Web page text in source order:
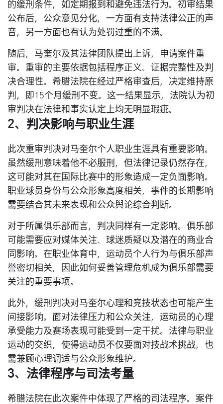
的缓刑条件，如定期报到和避免违法行为。初审结果
公布后，公众意见分化，一方面有支持法律公正的声
音，另一方面也有认为处罚过重的不满。
随后，马奎尔及其法律团队提出上诉，申请案件重
审。重审的主要依据包括程序正义、证据完整性及判
决合理性。希腊法院在经过严格审查后，决定维持原
判，即15个月缓刑不变。这一结果显示，法院认为初
审判决在法律和事实认定上均无明显瑕疵。
2、判决影响与职业生涯
此次重审判决对马奎尔个人职业生涯具有重要影响。
虽然缓刑意味着他不必服刑，但法律记录仍然存在，
这可能对其在国际比赛中的形象造成一定负面影响。
职业球员身份与公众形象高度相关，事件的长期影响
需要结合其未来表现和公众舆论综合判断。
对于所属俱乐部而言，判决同样有一定影响。俱乐部
可能需要应对媒体关注、球迷质疑以及潜在的商业合
同影响。在职业体育中，运动员个人行为与俱乐部声
誉密切相关，因此如何妥善管理危机成为俱乐部需要
关注的重要事项。
此外，缓刑判决对马奎尔心理和竞技状态也可能产生
间接影响。面对法律压力和公众关注，运动员的心理
承受能力及赛场表现可能受到一定干扰。法律与职业
运动的交织，使得运动员不仅要面对技战术挑战，也
需兼顾心理调适与公众形象维护。
3、法律程序与司法考量
希腊法院在此次案件中体现了严格的司法程序。案件